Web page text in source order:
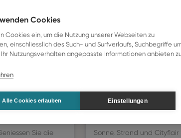
Sie die
Playa de Palma
Sonne, Strand und
Cookies
Cookies ein, um die Nutzung unserer Webseiten zu
einschliesslich des Such- und Surfverlaufs, Suchbegriffe
Ihr Nutzungsverhalten angepasste Informationen anbieten
Alle Cookies erlauben Einstellungen